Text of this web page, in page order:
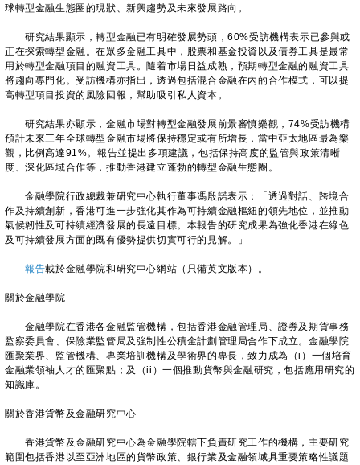
球轉型金融生態圈的現狀、新興趨勢及未來發展路向。
研究結果顯示，轉型金融已有明確發展勢頭，60%受訪機構表示已參與或
正在探索轉型金融。在眾多金融工具中，股票和基金投資以及債券工具是最常
用於轉型金融項目的融資工具。隨着市場日益成熟，預期轉型金融的融資工具
將趨向專門化。受訪機構亦指出，透過包括混合金融在內的合作模式，可以提
高轉型項目投資的風險回報，幫助吸引私人資本。
研究結果亦顯示，金融市場對轉型金融發展前景審慎樂觀，74%受訪機構
預計未來三年全球轉型金融市場將保持穩定或有所增長，當中亞太地區最為樂
觀，比例高達91%。報告並提出多項建議，包括保持高度的監管與政策清晰
度、深化區域合作等，推動香港建立蓬勃的轉型金融生態圈。
金融學院行政總裁兼研究中心執行董事馮殷諾表示：「透過對話、跨境合
作及持續創新，香港可進一步強化其作為可持續金融樞紐的領先地位，並推動
氣候韌性及可持續經濟發展的長遠目標。本報告的研究成果為強化香港在綠色
及可持續發展方面的既有優勢提供切實可行的見解。」
報告載於金融學院和研究中心網站（只備英文版本）。
關於金融學院
金融學院在香港各金融監管機構，包括香港金融管理局、證券及期貨事務
監察委員會、保險業監管局及強制性公積金計劃管理局合作下成立。金融學院
匯聚業界、監管機構、專業培訓機構及學術界的專長，致力成為（i）一個培育
金融業領袖人才的匯聚點；及（ii）一個推動貨幣與金融研究，包括應用研究的
知識庫。
關於香港貨幣及金融研究中心
香港貨幣及金融研究中心為金融學院轄下負責研究工作的機構，主要研究
範圍包括香港以至亞洲地區的貨幣政策、銀行業及金融領域具重要策略性議題